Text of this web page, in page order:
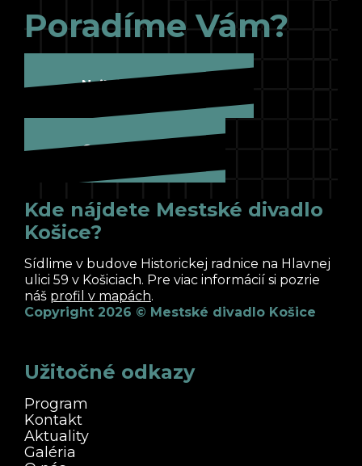
Poradíme Vám?
Najbližšie hráme
Cesta k nám
Kde nájdete Mestské divadlo
Košice?
Sídlime v budove Historickej radnice na Hlavnej
ulici 59 v Košiciach. Pre viac informácií si pozrie
náš profil v mapách.
Copyright 2026 © Mestské divadlo Košice
Užitočné odkazy
Program
Kontakt
Aktuality
Galéria